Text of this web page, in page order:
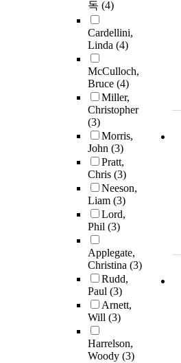
독 (4)
Cardellini,
Linda (4)
McCulloch,
Bruce (4)
Miller,
Christopher
(3)
Morris,
John (3)
Pratt,
Chris (3)
Neeson,
Liam (3)
Lord,
Phil (3)
Applegate,
Christina (3)
Rudd,
Paul (3)
Arnett,
Will (3)
Harrelson,
Woody (3)